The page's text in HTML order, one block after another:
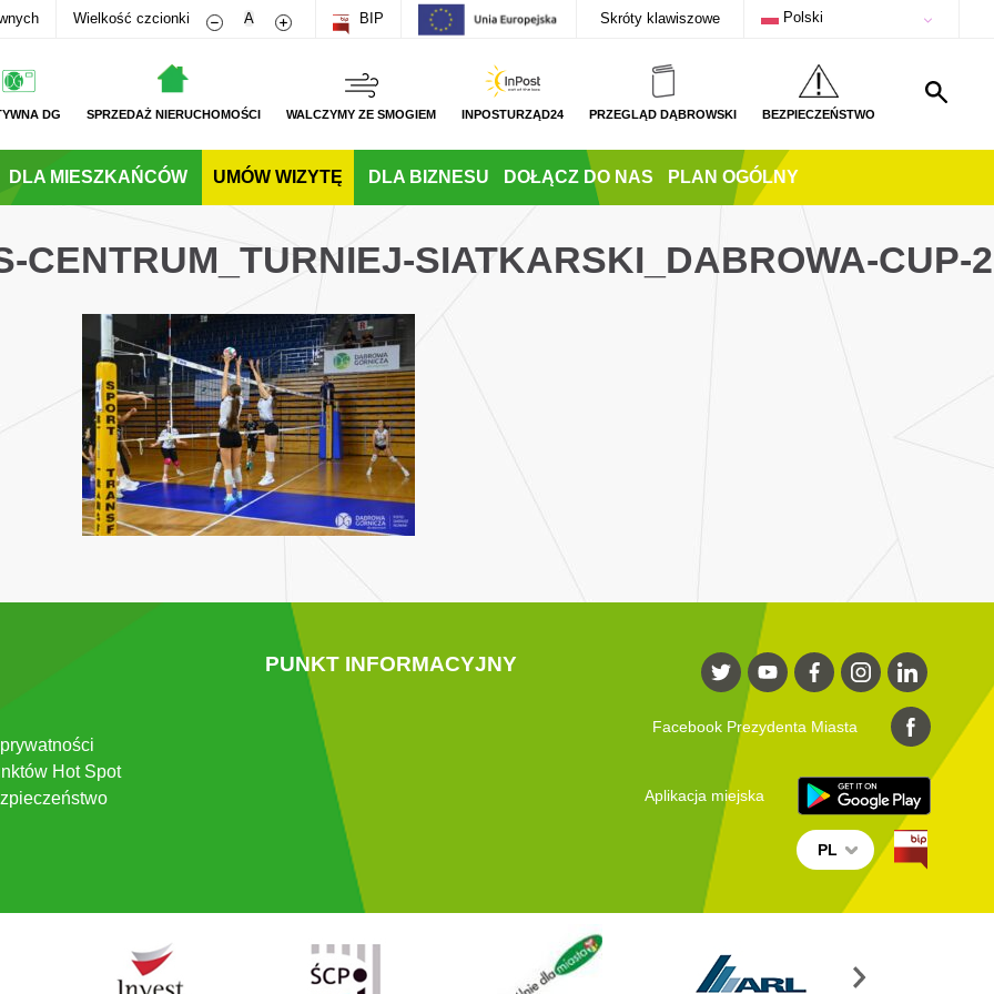
Wielkość czcionki Zmniejsz rozmiar czcionki
A Zwiększ rozmiar czcionki
BIP Skróty klawiszowe Polski
DG SPRZEDAŻ NIERUCHOMOŚCI WALCZYMY ZE SMOGIEM INPOSTURZĄD24 PRZEGLĄD DĄBROWSKI BEZPIECZEŃSTWO
DLA MIESZKAŃCÓW UMÓW WIZYTĘ DLA BIZNESU DOŁĄCZ DO NAS PLAN OGÓLNY
CENTRUM_TURNIEJ-SIATKARSKI_DABROWA-CUP-2
Hot Spot
PUNKT INFORMACYJNY
Facebook Prezydenta Miasta
Aplikacja miejska
PL